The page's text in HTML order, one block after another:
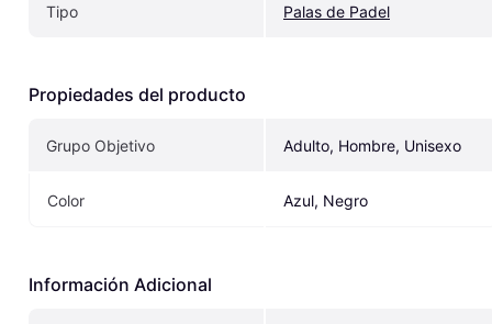
Tipo Palas de Padel
Propiedades del producto
Grupo Objetivo Adulto, Hombre, Unisexo
Color Azul, Negro
Información Adicional